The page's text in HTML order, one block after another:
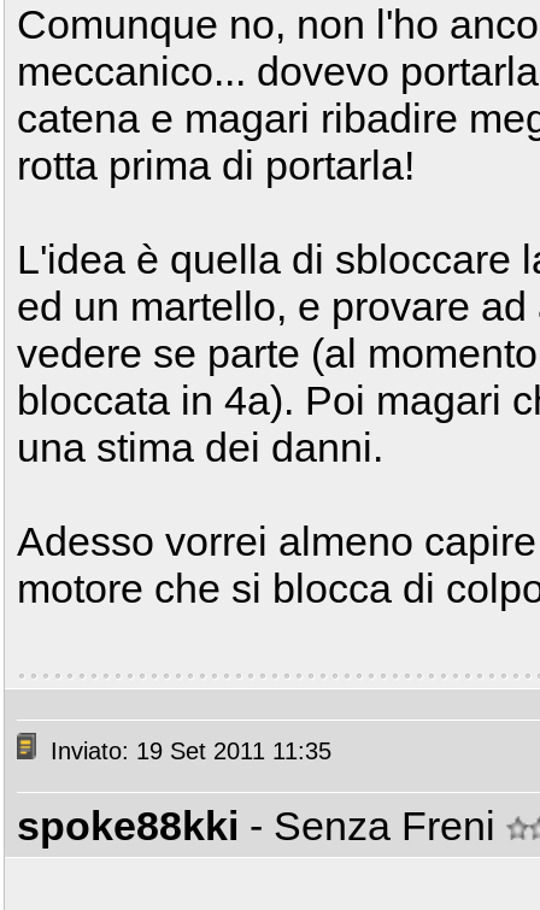
Comunque no, non l'ho
meccanico... dovevo
catena e magari ribadire
rotta prima di portarla!
L'idea è quella di sbloccare
ed un martello, e provare
vedere se parte (al
bloccata in 4a). Poi magari
una stima dei danni.
Adesso vorrei almeno
motore che si blocca di
Inviato: 19 Set 2011 11:35
spoke88kki - Senza Freni